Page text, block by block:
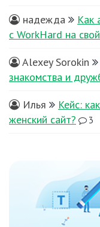
надежда
Как
с WorkHard на
Alexey Sorokin
знакомства и
Илья
Кейс:
женский сайт?
3